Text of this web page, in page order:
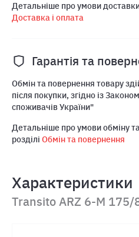
Детальніше про умови доставки
Доставка і оплата
Гарантія та
Обмін та повернення товару
після покупки, згідно із
споживачів України"
Детальніше про умови обміну
розділі Обмін та повернення
Характеристики
Transito ARZ 6-M 175/